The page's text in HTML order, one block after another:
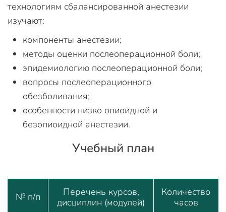
технологиям сбалансированной анестезии
изучают:
компоненты анестезии;
методы оценки послеоперационной боли;
эпидемиологию послеоперационной боли;
вопросы послеоперационного
обезболивания;
особенности низко опиоидной и
безопиоидной анестезии.
Учебный план
№ п/п
Перечень курсов,
дисциплин (модулей)
Количество
часов